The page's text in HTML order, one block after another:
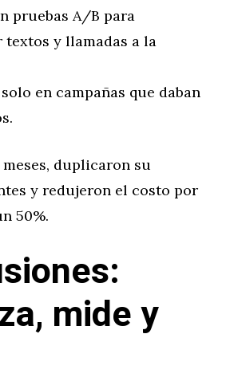
pruebas A/B para
textos y llamadas a la
en campañas que daban
duplicaron su
y redujeron el costo por
50%.
mide y